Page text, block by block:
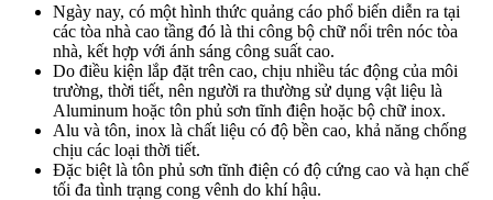
Ngày nay, có một hình thức quảng cáo phổ biến diễn ra tại
các tòa nhà cao tầng đó là thi công bộ chữ nổi trên nóc tòa
nhà, kết hợp với ánh sáng công suất cao.
Do điều kiện lắp đặt trên cao, chịu nhiều tác động của môi
trường, thời tiết, nên người ra thường sử dụng vật liệu là
Aluminum hoặc tôn phủ sơn tĩnh điện hoặc bộ chữ inox.
Alu và tôn, inox là chất liệu có độ bền cao, khả năng chống
chịu các loại thời tiết.
Đặc biệt là tôn phủ sơn tĩnh điện có độ cứng cao và hạn chế
tối đa tình trạng cong vênh do khí hậu.